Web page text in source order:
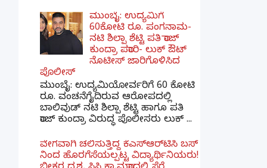
ಮುಂಬೈ: ಉದ್ಯಮಿಗೆ
60ಕೋಟಿ ರೂ. ಪಂಗನಾಮ-
ನಟಿ ಶಿಲ್ಪಾ ಶೆಟ್ಟಿ ಪತಿ ರಾಜ್
ಕುಂದ್ರಾ ಪರಾರಿ- ಲುಕ್ ಔಟ್
ನೊಟೀಸ್ ಜಾರಿಗೊಳಿಸಿದ
ಪೊಲೀಸ್
ಮುಂಬೈ: ಉದ್ಯಮಿಯೋರ್ವರಿಗೆ 60 ಕೋಟಿ
ರೂ. ವಂಚನೆಗೈದಿರುವ ಆರೋಪದಲ್ಲಿ
ಬಾಲಿವುಡ್ ನಟಿ ಶಿಲ್ಪಾ ಶೆಟ್ಟಿ ಹಾಗೂ ಪತಿ
ರಾಜ್ ಕುಂದ್ರಾ ವಿರುದ್ಧ ಪೊಲೀಸರು ಲುಕ್ ...
ವೇಗವಾಗಿ ಚಲಿಸುತ್ತಿದ್ದ ಕೆಎಸ್​ಆರ್​ಟಿಸಿ ಬಸ್​
ನಿಂದ ಹೊರಗೆಸೆಯಲ್ಪಟ್ಟ ವಿದ್ಯಾರ್ಥಿನಿಯರು!